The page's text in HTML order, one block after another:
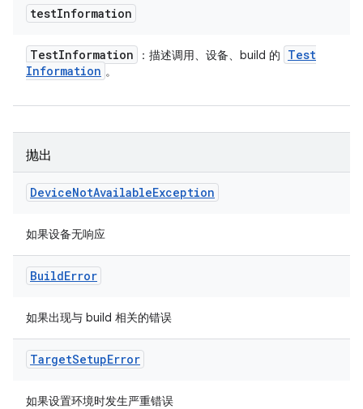
testInformation
TestInformation ：描述调用、设备、build 的
Test
Information 。
抛出
DeviceNotAvailableException
如果设备无响应
BuildError
如果出现与 build 相关的错误
TargetSetupError
如果设置环境时发生严重错误